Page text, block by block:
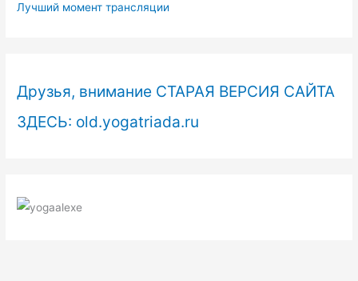
Лучший момент трансляции
Друзья, внимание СТАРАЯ ВЕРСИЯ САЙТА
ЗДЕСЬ: old.yogatriada.ru